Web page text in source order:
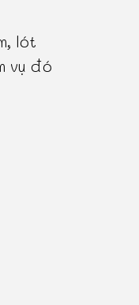
lót
vụ đó